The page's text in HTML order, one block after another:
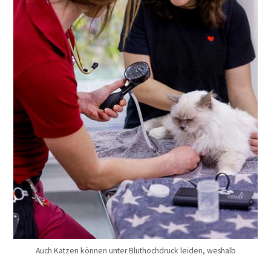
Auch Katzen können unter Bluthochdruck leiden, weshalb